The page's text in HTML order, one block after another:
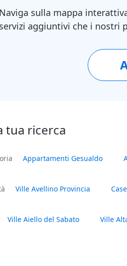
Naviga sulla mappa
servizi aggiuntivi che i nostri
tua ricerca
Appartamenti Gesualdo
Ville Avellino Provincia
Ville Aiello del Sabato Ville